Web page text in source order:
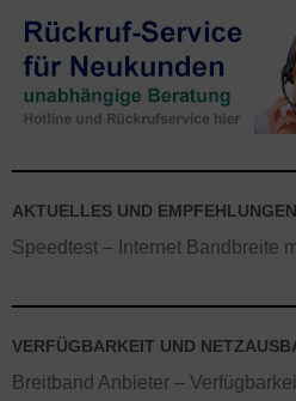
AKTUELLES UND EMPFEHLUNGEN
Speedtest – Internet Bandbreite
VERFÜGBARKEIT UND
Breitband Anbieter –